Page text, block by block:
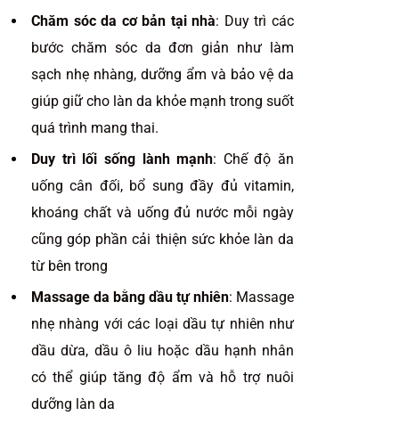
Chăm sóc da cơ bản tại nhà: Duy trì các
bước chăm sóc da đơn giản như làm
sạch nhẹ nhàng, dưỡng ẩm và bảo vệ da
giúp giữ cho làn da khỏe mạnh trong suốt
quá trình mang thai.
Duy trì lối sống lành mạnh: Chế độ ăn
uống cân đối, bổ sung đầy đủ vitamin,
khoáng chất và uống đủ nước mỗi ngày
cũng góp phần cải thiện sức khỏe làn da
từ bên trong
Massage da bằng dầu tự nhiên: Massage
nhẹ nhàng với các loại dầu tự nhiên như
dầu dừa, dầu ô liu hoặc dầu hạnh nhân
có thể giúp tăng độ ẩm và hỗ trợ nuôi
dưỡng làn da